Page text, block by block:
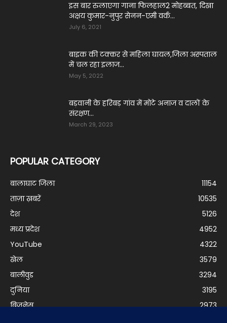
इस बार रुलाएगा गाना फिलहाल2 मोहब्बत, दिखा
अक्षय कुमार-नुपुर सेनन-एमी वर्क...
July 6, 2021
बाइक की टक्कर से महिला घायल,जिला अस्पताल
में चल रहा इलाज...
May 5, 2022
बड़वानी के हरिबड़ गांव में मोटे अनाज व दालों के
संरक्षण...
March 29, 2023
POPULAR CATEGORY
बालाघाट जिला
11154
ताज़ा ख़बरें
10535
देश
5126
मध्य प्रदेश
4952
YouTube
4322
खेल
3579
बालीवुड
3294
दुनिया
3195
बिजनेस
2973